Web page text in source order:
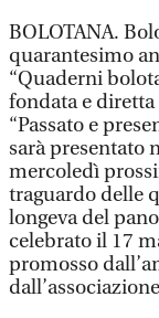
BOLOTANA.
quarantesimo
“Quaderni
fondata e
“Passato e
sarà presentato
mercoledì
traguardo delle
longeva del
celebrato il 17
promosso